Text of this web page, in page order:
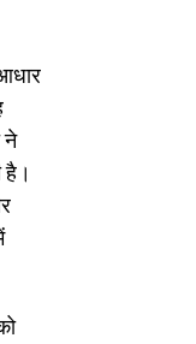
ने
है।